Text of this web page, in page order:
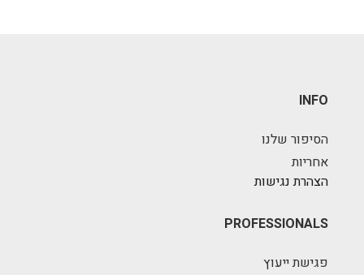
INFO
הסיפור שלנו
אחריות
הצהרת נגישות
PROFESSIONALS
פגישת ייעוץ